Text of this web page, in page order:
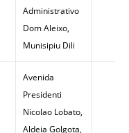
Administrativo
Dom Aleixo,
Munisipiu Dili
Avenida
Presidenti
Nicolao Lobato,
Aldeia Golgota,